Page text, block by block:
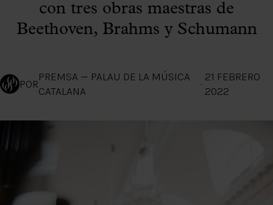
con tres obras maestras de
Beethoven, Brahms y Schumann
POR
PREMSA — PALAU DE LA MÚSICA
CATALANA
·
21 FEBRERO
2022